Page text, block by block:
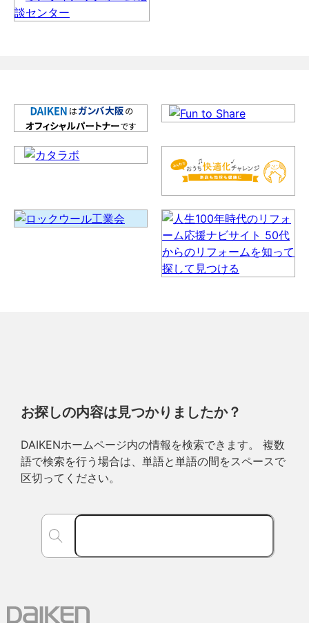
お探しの内容は見つかりましたか？
DAIKENホームページ内の情報を検索できます。 複数
語で検索を行う場合は、単語と単語の間をスペースで
区切ってください。